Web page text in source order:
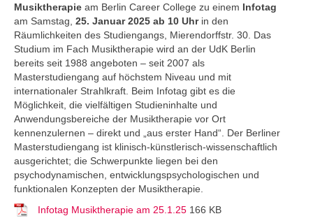
Musiktherapie am Berlin Career College zu einem Infotag
am Samstag, 25. Januar 2025 ab 10 Uhrin den
Räumlichkeiten des Studiengangs, Mierendorffstr. 30. Das
Studium im Fach Musiktherapie wird an der UdK Berlin
bereits seit 1988 angeboten – seit 2007 als
Masterstudiengang auf höchstem Niveau und mit
internationaler Strahlkraft. Beim Infotag gibt es die
Möglichkeit, die vielfältigen Studieninhalte und
Anwendungsbereiche der Musiktherapie vor Ort
kennenzulernen – direkt und „aus erster Hand“. Der Berliner
Masterstudiengang ist klinisch-künstlerisch-wissenschaftlich
ausgerichtet; die Schwerpunkte liegen bei den
psychodynamischen, entwicklungspsychologischen und
funktionalen Konzepten der Musiktherapie.
Infotag Musiktherapie am 25.1.25 166 KB